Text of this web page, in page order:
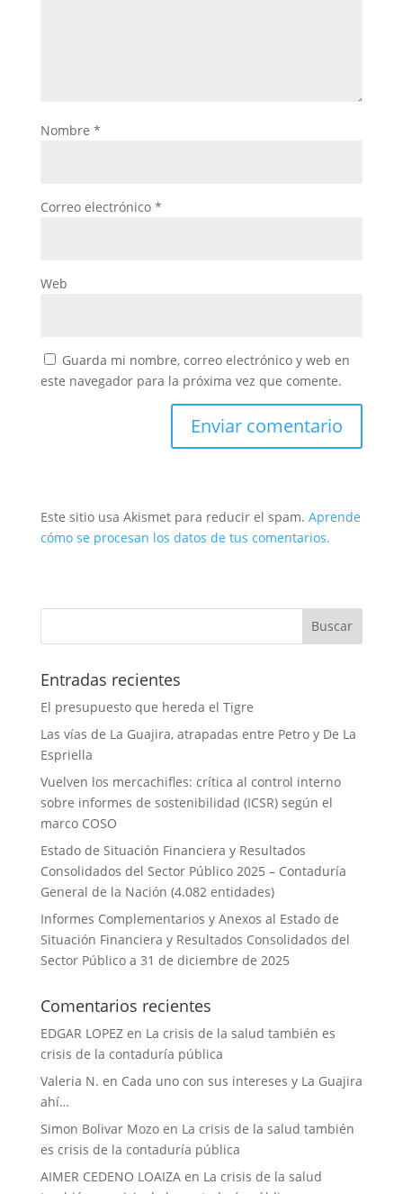
Nombre *
Correo electrónico *
Web
Guarda mi nombre, correo electrónico y web en
este navegador para la próxima vez que comente.
Este sitio usa Akismet para reducir el spam. Aprende
cómo se procesan los datos de tus comentarios.
Entradas recientes
El presupuesto que hereda el Tigre
Las vías de La Guajira, atrapadas entre Petro y De La
Espriella
Vuelven los mercachifles: crítica al control interno
sobre informes de sostenibilidad (ICSR) según el
marco COSO
Estado de Situación Financiera y Resultados
Consolidados del Sector Público 2025 – Contaduría
General de la Nación (4.082 entidades)
Informes Complementarios y Anexos al Estado de
Situación Financiera y Resultados Consolidados del
Sector Público a 31 de diciembre de 2025
Comentarios recientes
EDGAR LOPEZen La crisis de la salud también es
crisis de la contaduría pública
Valeria N. en Cada uno con sus intereses y La Guajira
ahí…
Simon Bolivar Mozoen La crisis de la salud también
es crisis de la contaduría pública
AIMER CEDENO LOAIZAen La crisis de la salud